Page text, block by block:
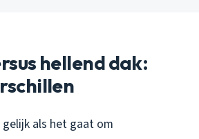
hellend dak:
als het gaat om